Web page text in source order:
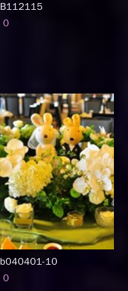
B112115
0
b040401-10
0